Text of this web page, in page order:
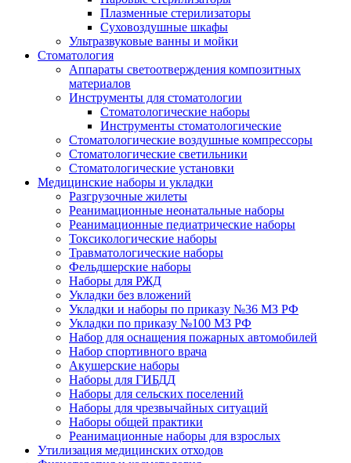
Плазменные стерилизаторы
Суховоздушные шкафы
Ультразвуковые ванны и мойки
Стоматология
Аппараты светоотверждения композитных
материалов
Инструменты для стоматологии
Стоматологические наборы
Инструменты стоматологические
Стоматологические воздушные компрессоры
Стоматологические светильники
Стоматологические установки
Медицинские наборы и укладки
Разгрузочные жилеты
Реанимационные неонатальные наборы
Реанимационные педиатрические наборы
Токсикологические наборы
Травматологические наборы
Фельдшерские наборы
Наборы для РЖД
Укладки без вложений
Укладки и наборы по приказу №36 МЗ РФ
Укладки по приказу №100 МЗ РФ
Набор для оснащения пожарных автомобилей
Набор спортивного врача
Акушерские наборы
Наборы для ГИБДД
Наборы для сельских поселений
Наборы для чрезвычайных ситуаций
Наборы общей практики
Реанимационные наборы для взрослых
Утилизация медицинских отходов